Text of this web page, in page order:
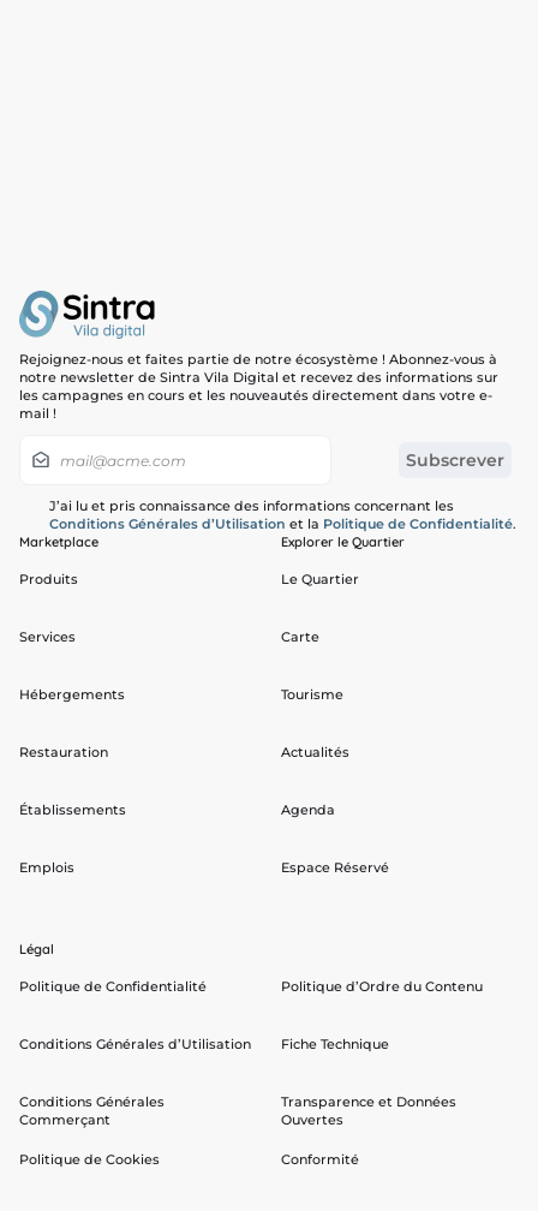
Rejoignez-nous et faites partie de notre écosystème ! Abonnez-vous à
notre newsletter de Sintra Vila Digital et recevez des informations sur
les campagnes en cours et les nouveautés directement dans votre e-
mail !
J’ai lu et pris connaissance des informations concernant les
Conditions Générales d’Utilisation et la Politique de Confidentialité.
Marketplace
Produits
Services
Hébergements
Restauration
Établissements
Emplois
Explorer le Quartier
Le Quartier
Carte
Tourisme
Actualités
Agenda
Espace Réservé
Légal
Politique de Confidentialité
Conditions Générales d’Utilisation
Conditions Générales
Commerçant
Politique de Cookies
Politique d’Ordre du Contenu
Fiche Technique
Transparence et Données
Ouvertes
Conformité